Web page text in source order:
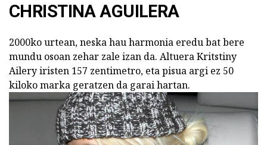
CHRISTINA AGUILERA
2000ko urtean, neska hau harmonia eredu bat bere
mundu osoan zehar zale izan da. Altuera Kritstiny
Ailery iristen 157 zentimetro, eta pisua argi ez 50
kiloko marka geratzen da garai hartan.